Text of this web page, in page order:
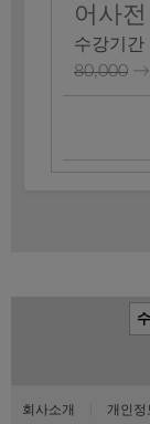
어사
수강기간
80,000 →
회사소개 개인정